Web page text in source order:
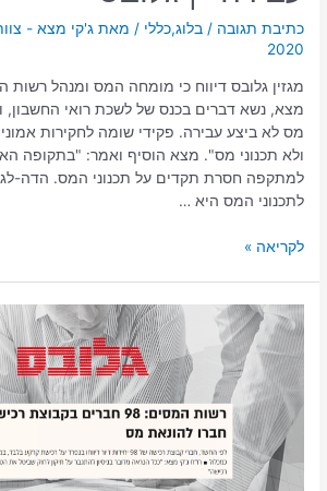
כתיבת תגובה /בלוג,כללי / מאתג'קי מצא -
2020
מגזין גלובס דיווח כי מומחה המס ומנהל רשות
מצא, נשא דברים בכנס של לשכת רואי החשבון,
מס לא ביצע עבירה. פקידי שומה לחקירות
ולא תכנוני מס". מצא הוסיף ואמר: "בתקופה
למתקפה חסרת תקדים על תכנוני המס. הדה-
לתכנוני המס היא …
לקריאה »